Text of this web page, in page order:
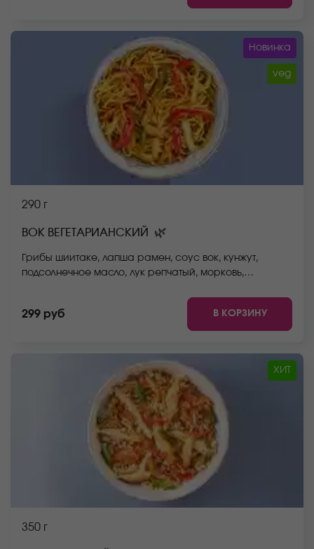
Новинка
veg
290 г
ВОК ВЕГЕТАРИАНСКИЙ 🌿
Грибы шиитаке, лапша рамен, соус вок, кунжут,
подсолнечное масло, лук репчатый, морковь,
перец. *Внешний вид блюда может отличаться от фото
на сайте.
299 руб В КОРЗИНУ
ХИТ
350 г